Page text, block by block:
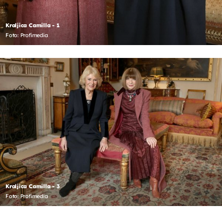
Kraljica Camilla - 1
Foto: Profimedia
Kraljica Camilla - 3
Foto: Profimedia